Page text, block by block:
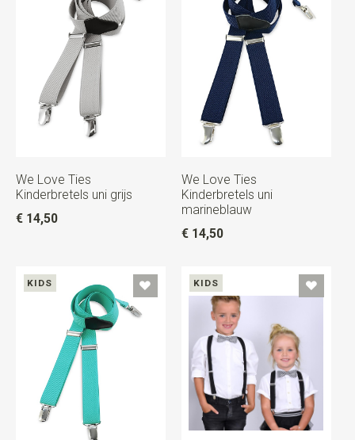
We Love Ties
Kinderbretels uni grijs
€ 14,50
We Love Ties
Kinderbretels uni
marineblauw
€ 14,50
KIDS KIDS